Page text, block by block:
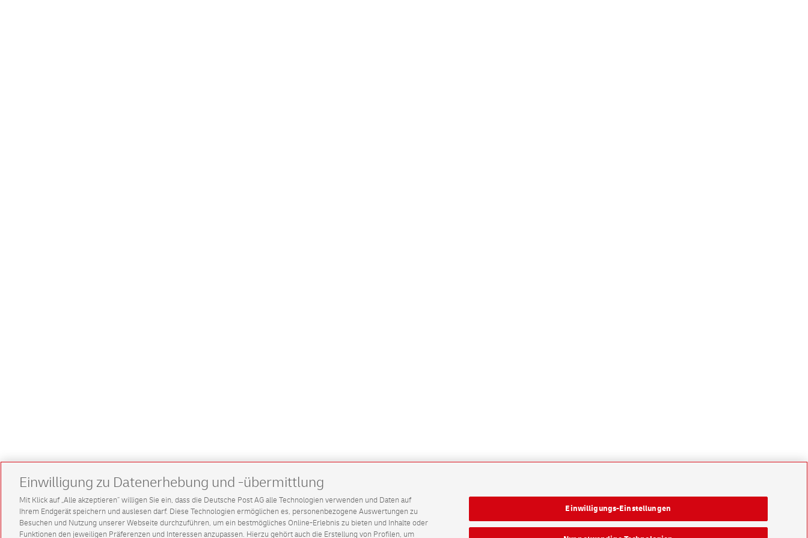
Einwilligung zu Datenerhebung und -übermittlung
Mit Klick auf „Alle akzeptieren” willigen Sie ein, dass die Deutsche Post AG alle Technologien verwenden und Daten auf
Ihrem Endgerät speichern und auslesen darf. Diese Technologien ermöglichen es, personenbezogene Auswertungen zu
Besuchen und Nutzung unserer Webseite durchzuführen, um ein bestmögliches Online-Erlebnis zu bieten und Inhalte oder
Funktionen den jeweiligen Präferenzen und Interessen anzupassen. Hierzu gehört auch die Erstellung von Profilen, um
Einwilligungs-Einstellungen